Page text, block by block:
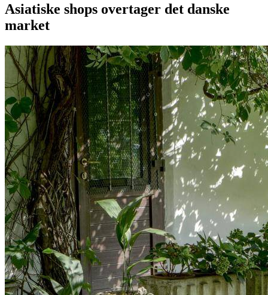
Asiatiske shops overtager det danske
market